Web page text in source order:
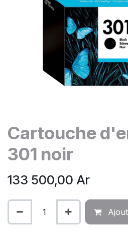
Cartouche
301 noir
133 500,00 Ar